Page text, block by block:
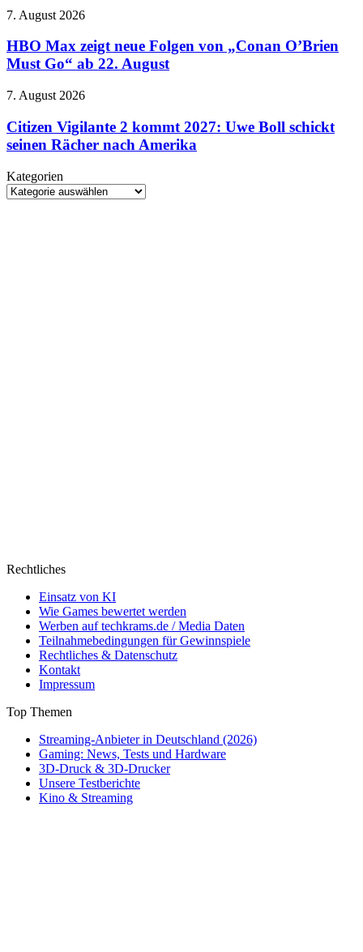
wie
Donut
Kinofilm
HBO
zeigt
neue
Folgen
„Conan
Must
Go“
22.
August
7. August 2026
HBO Max zeigt neue Folgen von „Conan O’Brien
Must Go“ ab 22. August
Citizen
2
kommt
2027:
Boll
schickt
7. August 2026
Citizen Vigilante 2 kommt 2027: Uwe Boll schickt
seinen Rächer nach Amerika
Kategorien
Kategorien
Rechtliches
Einsatz von KI
Wie Games bewertet werden
Werben auf techkrams.de / Media Daten
Teilnahmebedingungen für Gewinnspiele
Rechtliches & Datenschutz
Kontakt
Impressum
Top Themen
Streaming-Anbieter in Deutschland (2026)
Gaming: News, Tests und Hardware
3D-Druck & 3D-Drucker
Unsere Testberichte
Kino & Streaming